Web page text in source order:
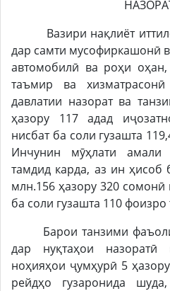
НАЗОРАТ ВА
Вазири нақлиёт
дар самти мусофиркашонӣ
автомобилӣ ва роҳи
таъмир ва
давлатии назорат ва
ҳазору 117 адад
нисбат ба соли гузашта
Инчунин мӯҳлати амали
тамдид карда, аз ин ҳисоб
млн.156 ҳазору 320 сомонӣ
ба соли гузашта 110
Барои танзими
дар нуқтаҳои назоратӣ
ноҳияҳои ҷумҳурӣ 5
рейдҳо гузаронида